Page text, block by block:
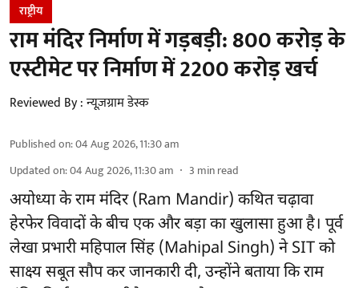
राष्ट्रीय
राम मंदिर निर्माण में गड़बड़ी: 800 करोड़ के
एस्टीमेट पर निर्माण में 2200 करोड़ खर्च
Reviewed By :न्यूज़ग्राम डेस्क
Published on:04 Aug 2026, 11:30 am
Updated on:04 Aug 2026, 11:30 am 3 min read
अयोध्या के राम मंदिर(Ram Mandir) कथित चढ़ावा
हेरफेर विवादों के बीच एक और बड़ा का खुलासा हुआ है। पूर्व
लेखा प्रभारी महिपाल सिंह (Mahipal Singh) ने SIT को
साक्ष्य सबूत सौप कर जानकारी दी, उन्होंने बताया कि राम